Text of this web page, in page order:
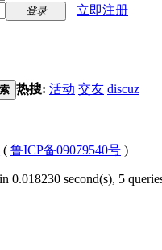
登录
立即注册
热搜: 活动 交友 discuz
( 鲁ICP备09079540号 )
0.018230 second(s), 5